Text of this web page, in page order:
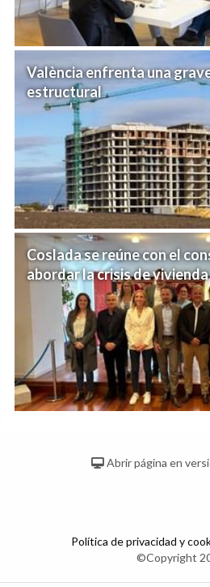
València enfrenta una
estructural
Coslada se reúne con el
abordar la crisis de vivienda
Abrir página en
Política de privacidad y
©Copyright